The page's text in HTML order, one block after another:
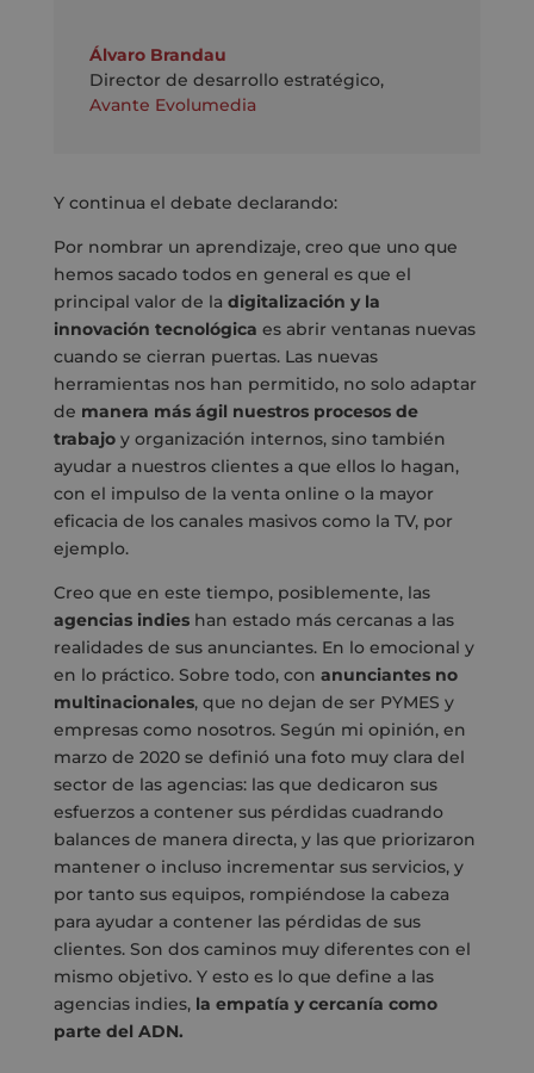
Álvaro Brandau
Director de desarrollo estratégico,
Avante Evolumedia
Y continua el debate declarando:
Por nombrar un aprendizaje, creo que uno que
hemos sacado todos en general es que el
principal valor de la digitalización y la
innovación tecnológica es abrir ventanas nuevas
cuando se cierran puertas. Las nuevas
herramientas nos han permitido, no solo adaptar
de manera más ágil nuestros procesos de
trabajoy organización internos, sino también
ayudar a nuestros clientes a que ellos lo hagan,
con el impulso de la venta online o la mayor
eficacia de los canales masivos como la TV, por
ejemplo.
Creo que en este tiempo, posiblemente, las
agencias indieshan estado más cercanas a las
realidades de sus anunciantes. En lo emocional y
en lo práctico. Sobre todo, con anunciantes no
multinacionales, que no dejan de ser PYMES y
empresas como nosotros. Según mi opinión, en
marzo de 2020 se definió una foto muy clara del
sector de las agencias: las que dedicaron sus
esfuerzos a contener sus pérdidas cuadrando
balances de manera directa, y las que priorizaron
mantener o incluso incrementar sus servicios, y
por tanto sus equipos, rompiéndose la cabeza
para ayudar a contener las pérdidas de sus
clientes. Son dos caminos muy diferentes con el
mismo objetivo. Y esto es lo que define a las
agencias indies, la empatía y cercanía como
parte del ADN.